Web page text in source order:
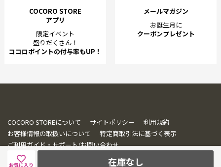
在庫なし
お気に入り
COCORO STORE
アプリ
限定イベント
盛りだくさん！
ココロポイントの付与率もUP！
メールマガジン
お誕生月に
クーポンプレゼント
COCORO STOREについて サイトポリシー
利用規約
お客様情報の取扱いについて
特定商取引法に基づく表示
ご利用ガイド・サポート/お問い合わせ